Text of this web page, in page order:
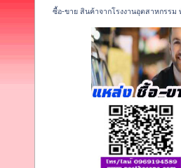
ซื้อ-ขาย สินค้าจากโรงงานอุตสาหกรรม